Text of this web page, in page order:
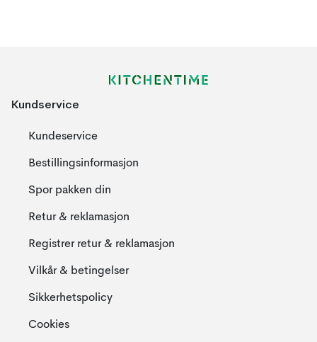
Kundservice
Kundeservice
Bestillingsinformasjon
Spor pakken din
Retur & reklamasjon
Registrer retur & reklamasjon
Vilkår & betingelser
Sikkerhetspolicy
Cookies